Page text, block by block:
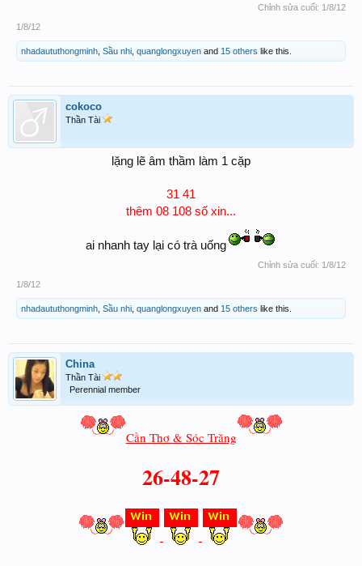
Chỉnh sửa cuối: 1/8/12
1/8/12
nhadaututhongminh Sầu nhi quanglongxuyen and 15 others like this.
cokoco
Thần Tài
lặng lẽ âm thầm làm 1 cặp
31 41
thêm 08 108 số xin...
ai nhanh tay lại có trà uống
Chỉnh sửa cuối: 1/8/12
1/8/12
nhadaututhongminh Sầu nhi quanglongxuyen and 15 others like this.
China
Thần Tài
Perennial member
Cần Thơ & Sóc Trăng
26-48-27